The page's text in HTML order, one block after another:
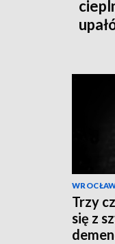
Trzy
się z